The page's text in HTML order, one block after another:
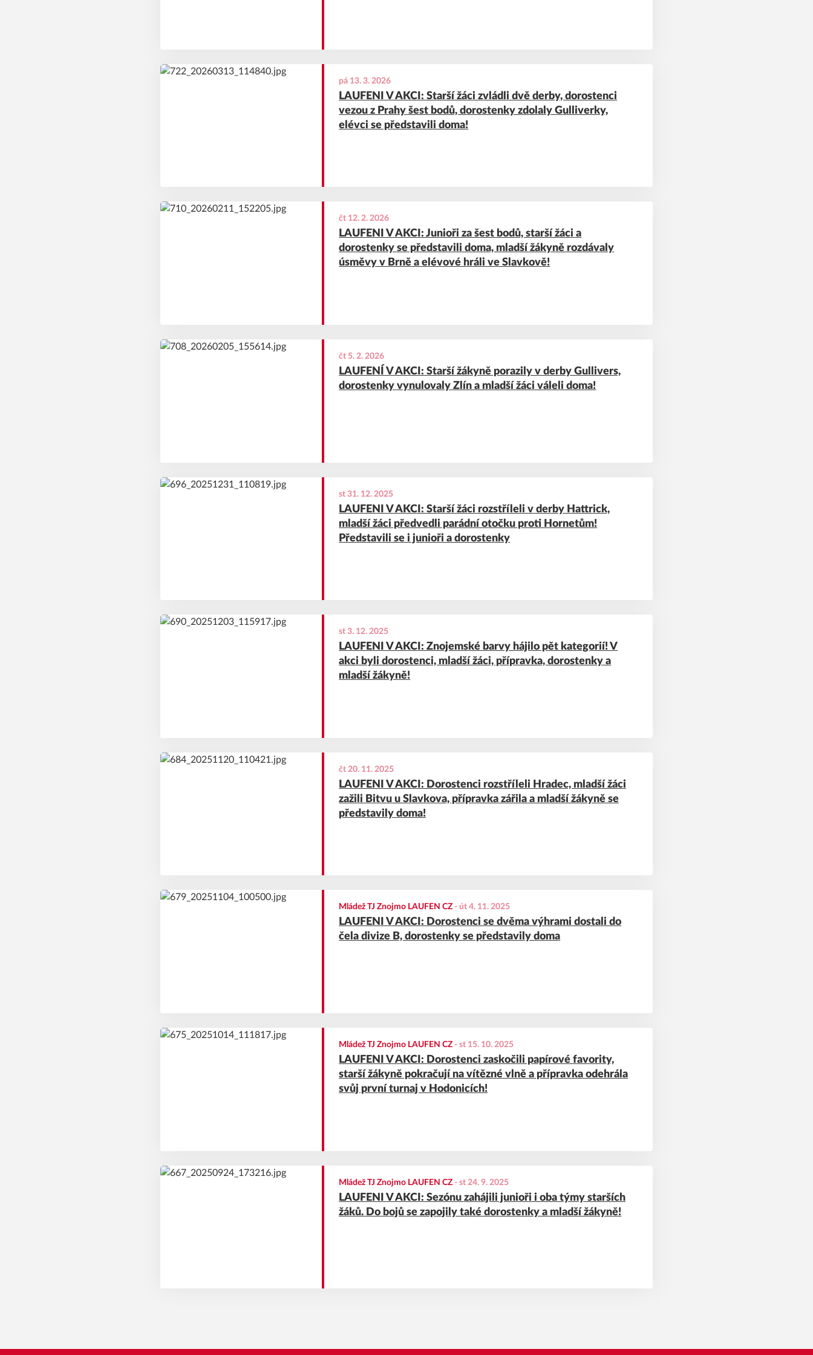
pá 13. 3. 2026
LAUFENI V AKCI: Starší žáci zvládli dvě derby, dorostenci
vezou z Prahy šest bodů, dorostenky zdolaly Gulliverky,
elévci se představili doma!
čt 12. 2. 2026
LAUFENI V AKCI: Junioři za šest bodů, starší žáci a
dorostenky se představili doma, mladší žákyně rozdávaly
úsměvy v Brně a elévové hráli ve Slavkově!
čt 5. 2. 2026
LAUFENÍ V AKCI: Starší žákyně porazily v derby Gullivers,
dorostenky vynulovaly Zlín a mladší žáci váleli doma!
st 31. 12. 2025
LAUFENI V AKCI: Starší žáci rozstříleli v derby Hattrick,
mladší žáci předvedli parádní otočku proti Hornetům!
Představili se i junioři a dorostenky
st 3. 12. 2025
LAUFENI V AKCI: Znojemské barvy hájilo pět kategorií! V
akci byli dorostenci, mladší žáci, přípravka, dorostenky a
mladší žákyně!
čt 20. 11. 2025
LAUFENI V AKCI: Dorostenci rozstříleli Hradec, mladší žáci
zažili Bitvu u Slavkova, přípravka zářila a mladší žákyně se
představily doma!
Mládež TJ Znojmo LAUFEN CZ -út 4. 11. 2025
LAUFENI V AKCI: Dorostenci se dvěma výhrami dostali do
čela divize B, dorostenky se představily doma
Mládež TJ Znojmo LAUFEN CZ -st 15. 10. 2025
LAUFENI V AKCI: Dorostenci zaskočili papírové favority,
starší žákyně pokračují na vítězné vlně a přípravka odehrála
svůj první turnaj v Hodonicích!
Mládež TJ Znojmo LAUFEN CZ -st 24. 9. 2025
LAUFENI V AKCI: Sezónu zahájili junioři i oba týmy starších
žáků. Do bojů se zapojily také dorostenky a mladší žákyně!